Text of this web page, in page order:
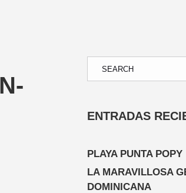
ENTRADAS
PLAYA PUNTA POPY
LA MARAVILLOSA
DOMINICANA